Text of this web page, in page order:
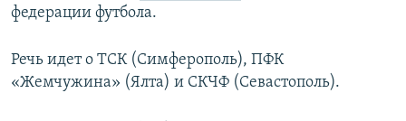
КРЫМ.НЕПОКОРЕННЫЙ
УКРАИНСКАЯ ПРОБЛЕМА КРЫМА
федерации футбола.
Речь идет о ТСК (Симферополь), ПФК
«Жемчужина» (Ялта) и СКЧФ (Севастополь).